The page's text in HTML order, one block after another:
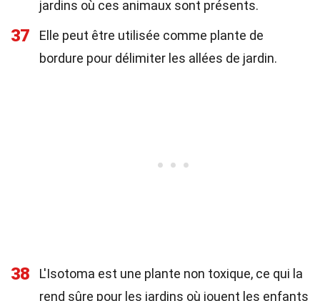
jardins où ces animaux sont présents.
37
Elle peut être utilisée comme plante de
bordure pour délimiter les allées de jardin.
38
L'Isotoma est une plante non toxique, ce qui la
rend sûre pour les jardins où jouent les enfants